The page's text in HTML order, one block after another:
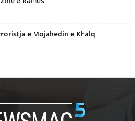
e Mojahedin e Khalq